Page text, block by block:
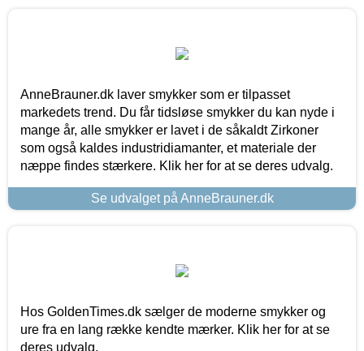
AnneBrauner.dk laver smykker som er tilpasset
markedets trend. Du får tidsløse smykker du kan nyde i
mange år, alle smykker er lavet i de såkaldt Zirkoner
som også kaldes industridiamanter, et materiale der
næppe findes stærkere. Klik her for at se deres udvalg.
Se udvalget på AnneBrauner.dk
Hos GoldenTimes.dk sælger de moderne smykker og
ure fra en lang række kendte mærker. Klik her for at se
deres udvalg.